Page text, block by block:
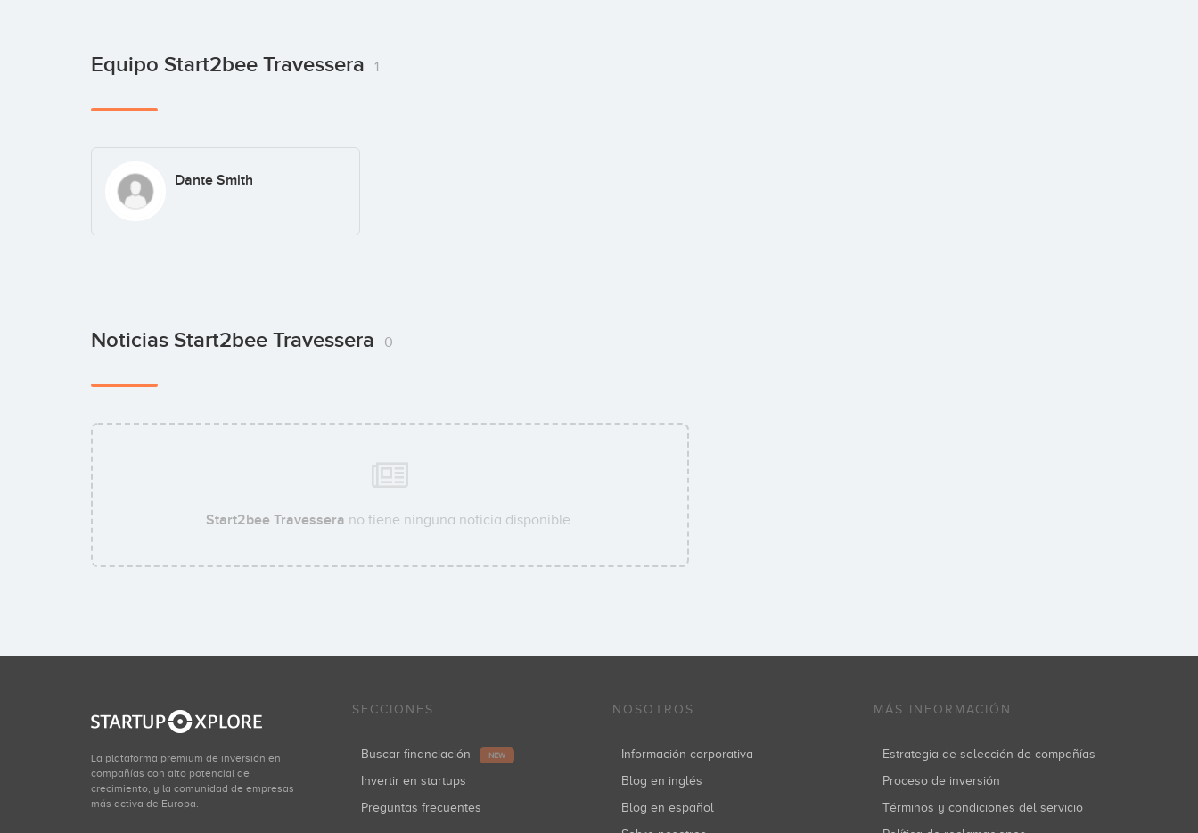
Equipo Start2bee Travessera 1
Dante Smith
Noticias Start2bee Travessera 0
Start2bee Travessera no tiene ninguna noticia disponible.
La plataforma premium de inversión en
compañías con alto potencial de
crecimiento, y la comunidad de empresas
más activa de Europa.
SECCIONES
Buscar financiación NEW
Invertir en startups
Preguntas frecuentes
NOSOTROS
Información corporativa
Blog en inglés
Blog en español
MÁS INFORMACIÓN
Estrategia de selección de compañías
Proceso de inversión
Términos y condiciones del servicio